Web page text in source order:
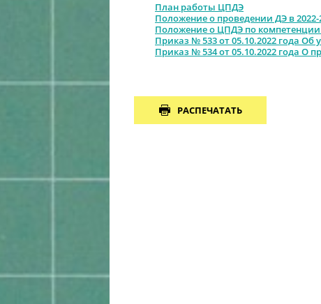
План работы ЦПДЭ
Положение о проведении ДЭ в 2022-
Положение о ЦПДЭ по компетенции
Приказ № 533 от 05.10.2022 года
Приказ № 534 от 05.10.2022 года О
РАСПЕЧАТАТЬ